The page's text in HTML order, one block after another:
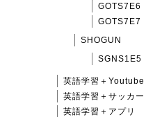
GOTS7E6
GOTS7E7
SHOGUN
SGNS1E5
英語学習＋Youtube
英語学習＋サッカー
英語学習＋アプリ